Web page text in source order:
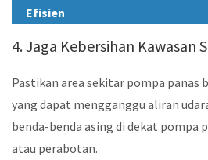
Efisien
4. Jaga Kebersihan Kawasan
Pastikan area sekitar pompa panas
yang dapat mengganggu aliran
benda-benda asing di dekat pompa
atau perabotan.